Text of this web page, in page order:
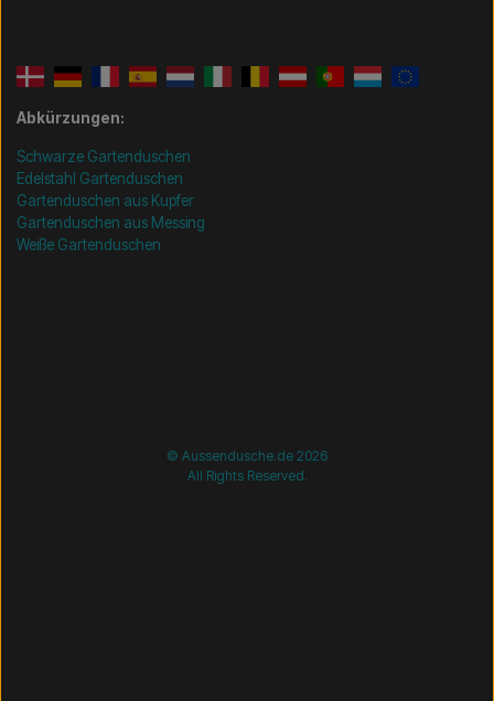
Abkürzungen:
Schwarze Gartenduschen
Edelstahl Gartenduschen
Gartenduschen aus Kupfer
Gartenduschen aus Messing
Weiße Gartenduschen
© Aussendusche.de 2026
All Rights Reserved.